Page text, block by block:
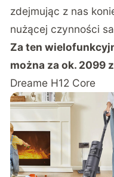
zdejmując z nas
nużącej czynności
Za ten
można za ok. 2099
Dreame H12 Core